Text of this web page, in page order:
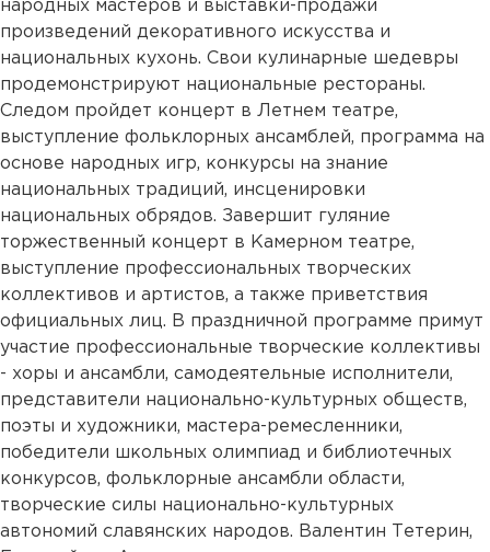
народных мастеров и выставки-продажи
произведений декоративного искусства и
национальных кухонь. Свои кулинарные шедевры
продемонстрируют национальные рестораны.
Следом пройдет концерт в Летнем театре,
выступление фольклорных ансамблей, программа на
основе народных игр, конкурсы на знание
национальных традиций, инсценировки
национальных обрядов. Завершит гуляние
торжественный концерт в Камерном театре,
выступление профессиональных творческих
коллективов и артистов, а также приветствия
официальных лиц. В праздничной программе примут
участие профессиональные творческие коллективы
- хоры и ансамбли, самодеятельные исполнители,
представители национально-культурных обществ,
поэты и художники, мастера-ремесленники,
победители школьных олимпиад и библиотечных
конкурсов, фольклорные ансамбли области,
творческие силы национально-культурных
автономий славянских народов. Валентин Тетерин,